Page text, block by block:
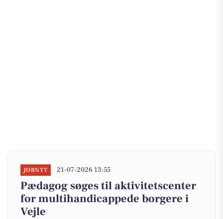
JOBNYT 21-07-2026 13:55
Pædagog søges til aktivitetscenter
for multihandicappede borgere i
Vejle